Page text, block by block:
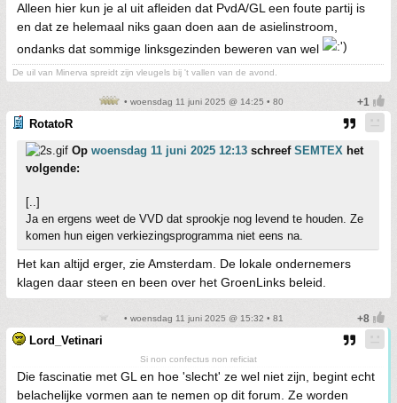
Alleen hier kun je al uit afleiden dat PvdA/GL een foute partij is
en dat ze helemaal niks gaan doen aan de asielinstroom,
ondanks dat sommige linksgezinden beweren van wel
De uil van Minerva spreidt zijn vleugels bij 't vallen van de avond.
• woensdag 11 juni 2025 @ 14:25 • 80
RotatoR
Op woensdag 11 juni 2025 12:13 schreef SEMTEX het
volgende:
[..]
Ja en ergens weet de VVD dat sprookje nog levend te houden. Ze
komen hun eigen verkiezingsprogramma niet eens na.
Het kan altijd erger, zie Amsterdam. De lokale ondernemers
klagen daar steen en been over het GroenLinks beleid.
• woensdag 11 juni 2025 @ 15:32 • 81
Lord_Vetinari
Si non confectus non reficiat
Die fascinatie met GL en hoe 'slecht' ze wel niet zijn, begint echt
belachelijke vormen aan te nemen op dit forum. Ze worden